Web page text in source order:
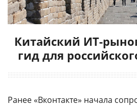
Китайский ИТ-
гид для
Ранее «Вконтакте» начала